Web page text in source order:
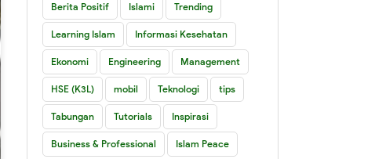
Berita Positif Islami Trending
Learning Islam Informasi Kesehatan
Ekonomi Engineering Management
HSE (K3L) mobil Teknologi tips
Tabungan Tutorials Inspirasi
Business & Professional Islam Peace